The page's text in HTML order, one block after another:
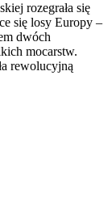
rozegrała się
się losy Europy –
dwóch
mocarstw.
rewolucyjną